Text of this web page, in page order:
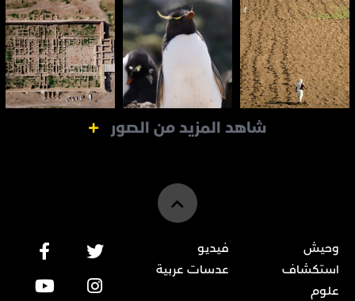
شاهد المزيد من الصور
وحيش
استكشاف
علوم
فيديو
عدسات عربية